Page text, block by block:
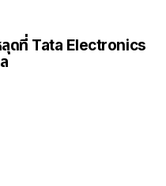
ลุดที่ Tata Electronics